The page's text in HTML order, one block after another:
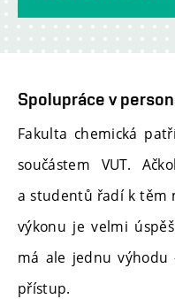
Spolupráce v
Fakulta chemická
součástem VUT.
a studentů řadí k těm
výkonu je velmi
má ale jednu
přístup.